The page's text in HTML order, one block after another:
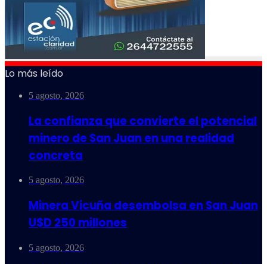
Lo más leído
5 agosto, 2026
La confianza que convierte el potencial
minero de San Juan en una realidad
concreta
5 agosto, 2026
Minera Vicuña desembolsa en San Juan
U$D 250 millones
5 agosto, 2026